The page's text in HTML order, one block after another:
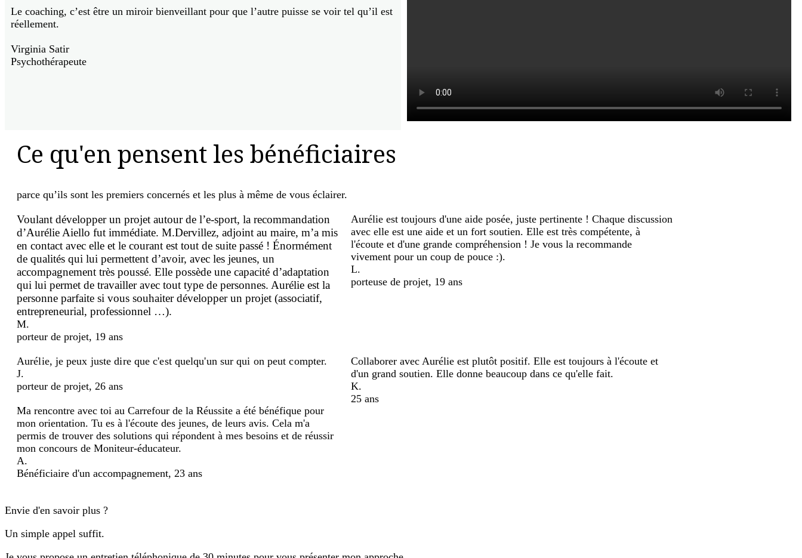
Le coaching, c’est être un miroir bienveillant pour que l’autre puisse se voir tel qu’il est
réellement.
Virginia Satir
Psychothérapeute
Ce qu'en pensent les bénéficiaires
parce qu’ils sont les premiers concernés et les plus à même de vous éclairer.
Voulant développer un projet autour de l’e-sport, la recommandation
d’Aurélie Aiello fut immédiate. M.Dervillez, adjoint au maire, m’a mis
en contact avec elle et le courant est tout de suite passé ! Énormément
de qualités qui lui permettent d’avoir, avec les jeunes, un
accompagnement très poussé. Elle possède une capacité d’adaptation
qui lui permet de travailler avec tout type de personnes. Aurélie est la
personne parfaite si vous souhaiter développer un projet (associatif,
entrepreneurial, professionnel …).
M.
porteur de projet, 19 ans
Aurélie est toujours d'une aide posée, juste pertinente ! Chaque discussion
avec elle est une aide et un fort soutien. Elle est très compétente, à
l'écoute et d'une grande compréhension ! Je vous la recommande
vivement pour un coup de pouce :).
L.
porteuse de projet, 19 ans
Aurélie, je peux juste dire que c'est quelqu'un sur qui on peut compter.
J.
porteur de projet, 26 ans
Ma rencontre avec toi au Carrefour de la Réussite a été bénéfique pour
mon orientation. Tu es à l'écoute des jeunes, de leurs avis. Cela m'a
permis de trouver des solutions qui répondent à mes besoins et de réussir
mon concours de Moniteur-éducateur.
A.
Bénéficiaire d'un accompagnement, 23 ans
Collaborer avec Aurélie est plutôt positif. Elle est toujours à l'écoute et
d'un grand soutien. Elle donne beaucoup dans ce qu'elle fait.
K.
25 ans
Envie d'en savoir plus ?
Un simple appel suffit.